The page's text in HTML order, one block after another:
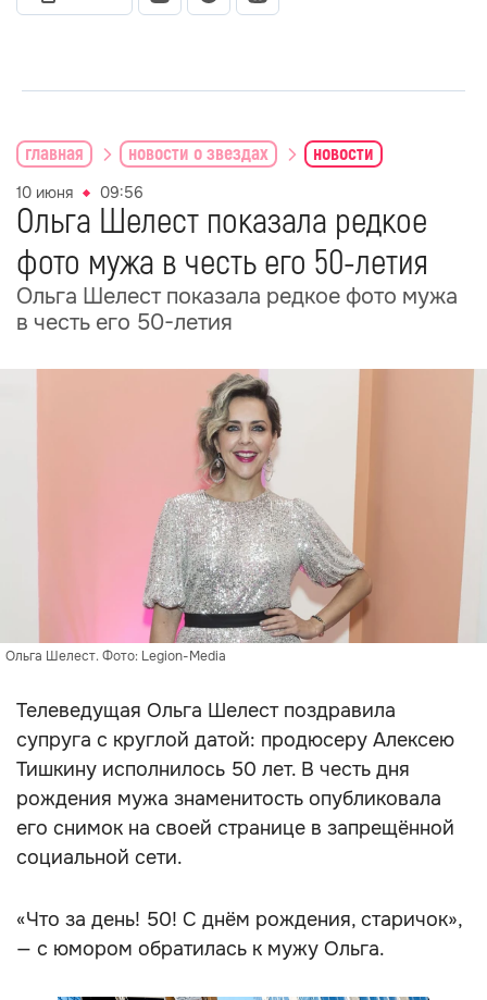
главная новости о звездах новости
10 июня 09:56
Ольга Шелест показала редкое
фото мужа в честь его 50-летия
Ольга Шелест показала редкое фото мужа
в честь его 50-летия
Ольга Шелест. Фото: Legion-Media
Телеведущая Ольга Шелест поздравила
супруга с круглой датой: продюсеру Алексею
Тишкину исполнилось 50 лет. В честь дня
рождения мужа знаменитость опубликовала
его снимок на своей странице в запрещённой
социальной сети.
«Что за день! 50! С днём рождения, старичок»,
— с юмором обратилась к мужу Ольга.